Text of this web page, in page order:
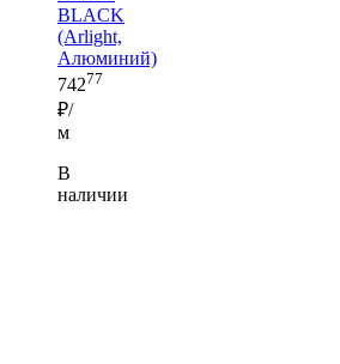
BLACK
(Arlight,
Алюминий)
74277
₽/
м
В
наличии